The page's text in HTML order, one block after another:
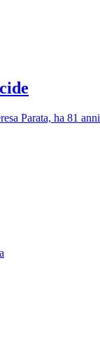
Parata, ha 81 anni